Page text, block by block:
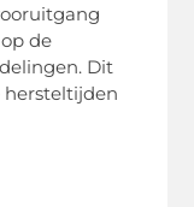
de
Dit
hersteltijden